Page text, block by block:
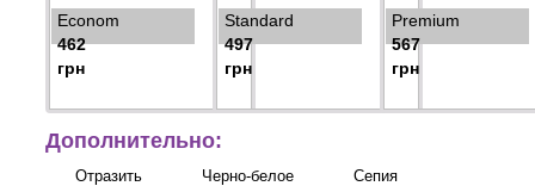
Econom
462
грн
Standard
497
грн
Premium
567
грн
Дополнительно:
Отразить Черно-белое Сепия